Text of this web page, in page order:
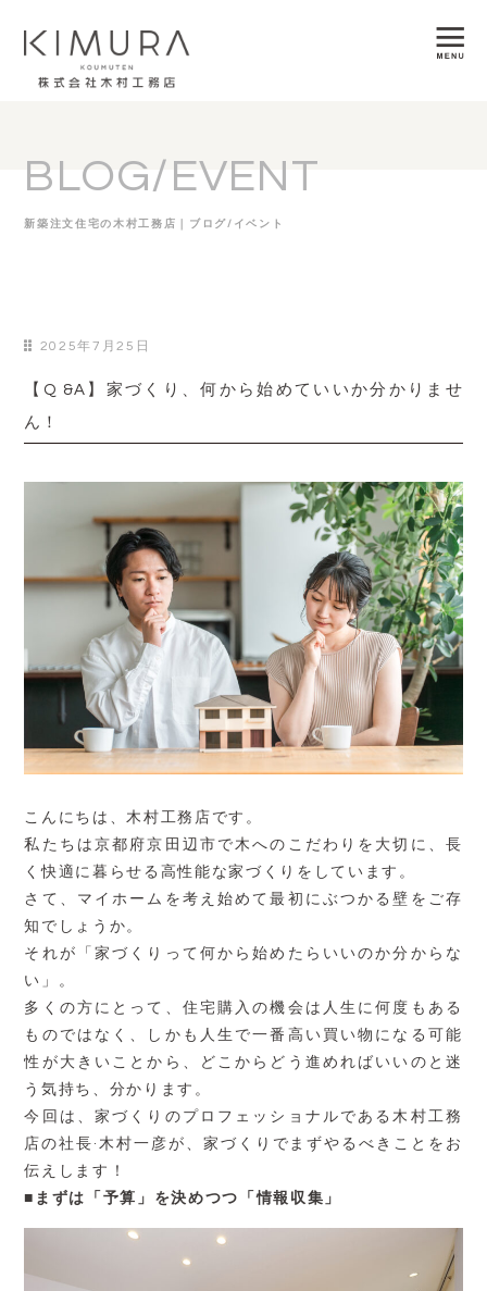
BLOG/EVENT
新築注文住宅の木村工務店｜ブログ/イベント
2025年7月25日
【Q &A】家づくり、何から始めていいか分かりませ
ん！
こんにちは、木村工務店です。
私たちは京都府京田辺市で木へのこだわりを大切に、長
く快適に暮らせる高性能な家づくりをしています。
さて、マイホームを考え始めて最初にぶつかる壁をご存
知でしょうか。
それが「家づくりって何から始めたらいいのか分からな
い」。
多くの方にとって、住宅購入の機会は人生に何度もある
ものではなく、しかも人生で一番高い買い物になる可能
性が大きいことから、どこからどう進めればいいのと迷
う気持ち、分かります。
今回は、家づくりのプロフェッショナルである木村工務
店の社長·木村一彦が、家づくりでまずやるべきことをお
伝えします！
■ まずは「予算」を決めつつ「情報収集」